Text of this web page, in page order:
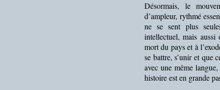
Désormais, le
d’ampleur, rythmé
ne se sent plus
intellectuel, mais aussi
mort du pays et à
se battre, s’unir et que
avec une même
histoire est en grande